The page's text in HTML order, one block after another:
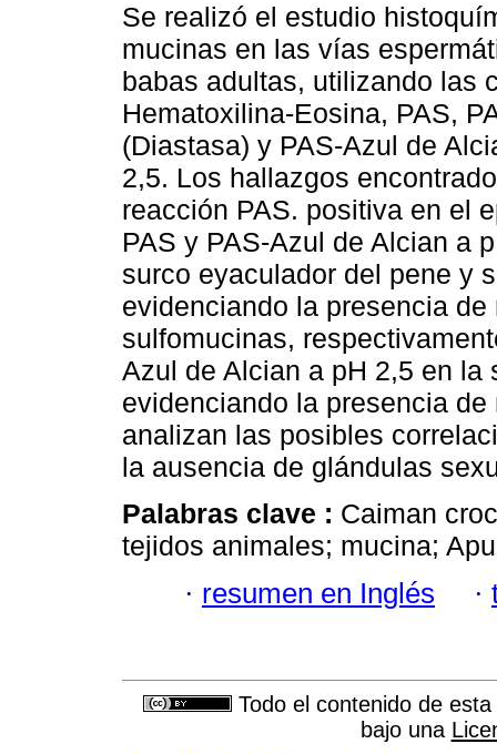
Se realizó el estudio
mucinas en las vías
babas adultas, utilizando las
Hematoxilina-Eosina, PAS,
(Diastasa) y PAS-Azul de
2,5. Los hallazgos
reacción PAS. positiva en el
PAS y PAS-Azul de Alcian a
surco eyaculador del pene y
evidenciando la presencia
sulfomucinas,
Azul de Alcian a pH 2,5 en
evidenciando la presencia
analizan las posibles
la ausencia de glándulas
Palabras clave : Caiman
tejidos animales; mucina;
· resumen en Inglés ·
Todo el contenido de
bajo una